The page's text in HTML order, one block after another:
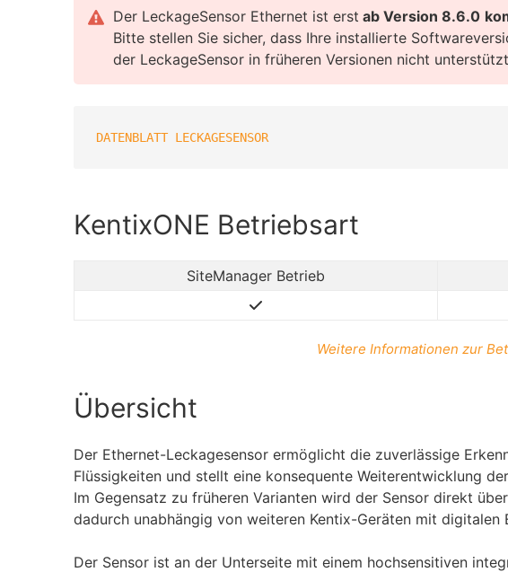
Der LeckageSensor Ethernet ist erst ab Version 8.6.0
Bitte stellen Sie sicher, dass Ihre installierte
der LeckageSensor in früheren Versionen nicht
DATENBLATT LECKAGESENSOR
KentixONE Betriebsart
SiteManager Betrieb
Weitere Informationen zur
Übersicht
Der Ethernet-Leckagesensor ermöglicht die zuverlässige
Flüssigkeiten und stellt eine konsequente Weiterentwicklung
Im Gegensatz zu früheren Varianten wird der Sensor direkt
dadurch unabhängig von weiteren Kentix-Geräten mit digitalen
Der Sensor ist an der Unterseite mit einem hochsensitiven